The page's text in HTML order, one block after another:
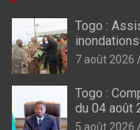
Togo :
inondations
7 août 2026
Togo :
du 04 août
5 août 2026